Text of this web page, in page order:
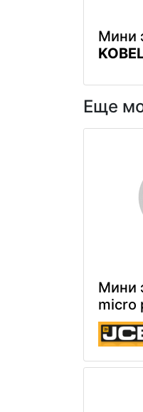
Мини
Еще
Мини
micro